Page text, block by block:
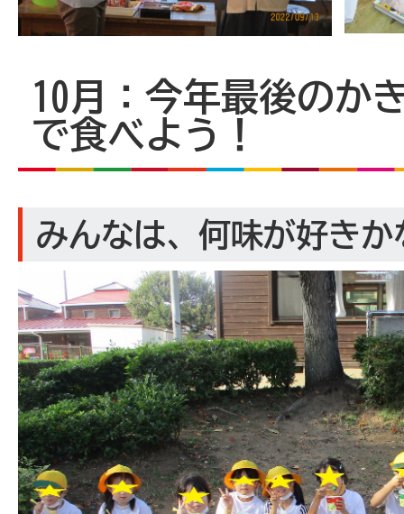
10月：今年最後のか
で食べよう！
みんなは、何味が好きか